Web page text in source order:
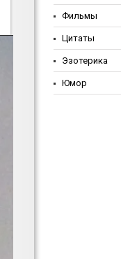
Фильмы
Цитаты
Эзотерика
Юмор